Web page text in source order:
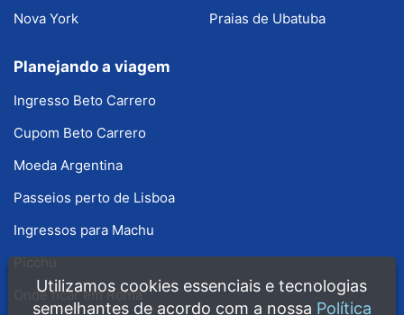
Nova York
Praias de Ubatuba
Planejando a viagem
Ingresso Beto Carrero
Cupom Beto Carrero
Moeda Argentina
Passeios perto de Lisboa
Ingressos para Machu
Onde ficar em Roma
Utilizamos cookies essenciais e tecnologias
semelhantes de acordo com a nossa Política